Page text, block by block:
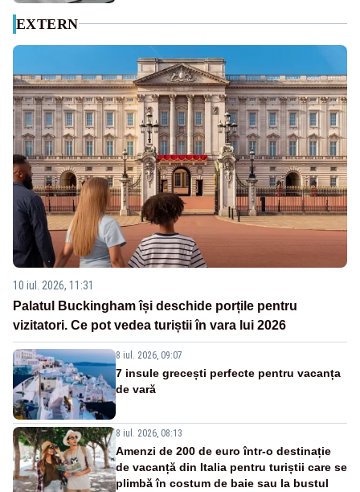
EXTERN
10 iul. 2026, 11:31
Palatul Buckingham își deschide porțile pentru
vizitatori. Ce pot vedea turiștii în vara lui 2026
8 iul. 2026, 09:07
7 insule grecești perfecte pentru vacanța
de vară
8 iul. 2026, 08:13
Amenzi de 200 de euro într-o destinație
de vacanță din Italia pentru turiștii care se
plimbă în costum de baie sau la bustul